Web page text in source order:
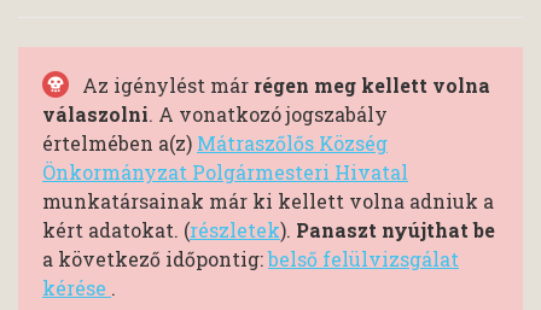
Az igénylést már régen meg kellett volna
válaszolni. A vonatkozó jogszabály
értelmében a(z) Mátraszőlős Község
Önkormányzat Polgármesteri Hivatal
munkatársainak már ki kellett volna adniuk a
kért adatokat. (részletek). Panaszt nyújthat be
a következő időpontig:belső felülvizsgálat
kérése .